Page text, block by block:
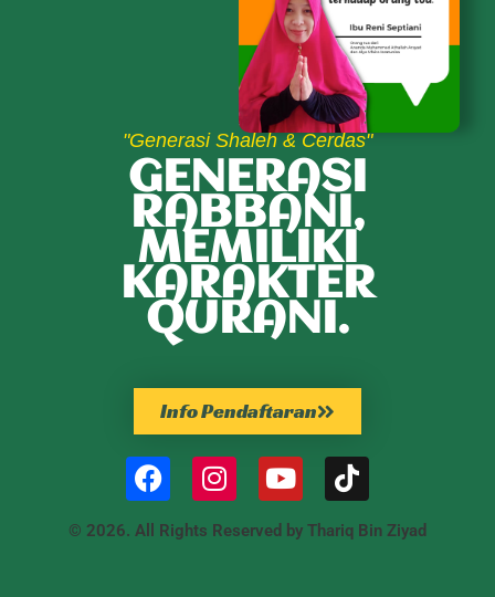
"Generasi Shaleh & Cerdas"
GENERASI
RABBANI,
MEMILIKI
KARAKTER
QURANI.
Info Pendaftaran
© 2026. All Rights Reserved by Thariq Bin Ziyad